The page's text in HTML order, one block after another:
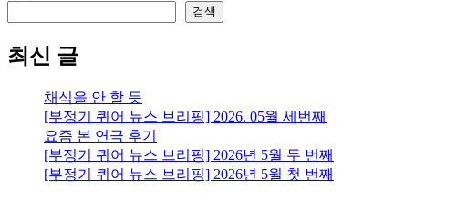
검색
최신 글
채식을 안 할 듯
[부정기 퀴어 뉴스 브리핑] 2026. 05월 세번째
요즘 본 연극 후기
[부정기 퀴어 뉴스 브리핑] 2026년 5월 두 번째
[부정기 퀴어 뉴스 브리핑] 2026년 5월 첫 번째